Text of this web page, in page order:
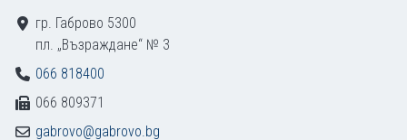
гр. Габрово 5300
пл. „Възраждане“ № 3
066 818400
066 809371
gabrovo@gabrovo.bg